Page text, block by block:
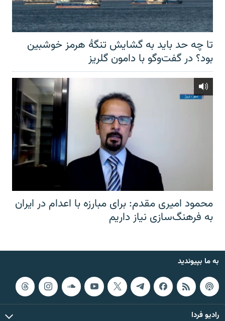
تا چه حد باید به گشایش تنگهٔ هرمز خوشبین
بود؟ در گفت‌وگو با دامون گلریز
محمود امیری مقدم: برای مبارزه با اعدام در ایران
به فرهنگ‌سازی نیاز داریم
به ما بپیوندید
رادیو فردا